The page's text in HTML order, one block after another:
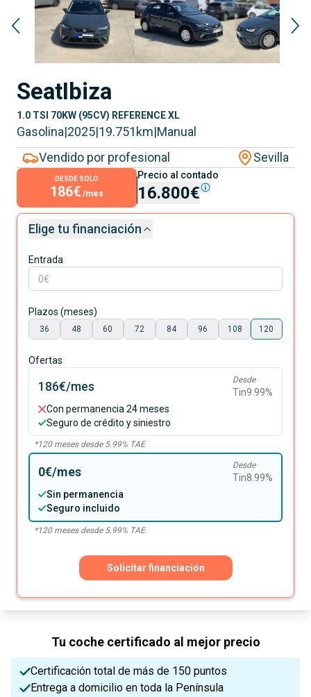
SeatIbiza
1.0 TSI 70KW (95CV) REFERENCE XL
Gasolina|2025|19.751 km|Manual
Vendido por profesional
Sevilla
DESDE SOLO
186€ /mes
Precio al contado
16.800€
Elige tu financiación
Entrada
Plazos (meses)
36 48 60 72 84 96 108 120
Ofertas
186€/mes Desde
Tin9.99%
Con permanencia 24 meses
Seguro de crédito y siniestro
*120meses desde 5.99% TAE
0€/mes Desde
Tin8.99%
Sin permanencia
Seguro incluido
*120meses desde 5.99% TAE
Solicitar financiación
Tu coche certificado al mejor precio
Certificación total de más de 150 puntos
Entrega a domicilio en toda la Península